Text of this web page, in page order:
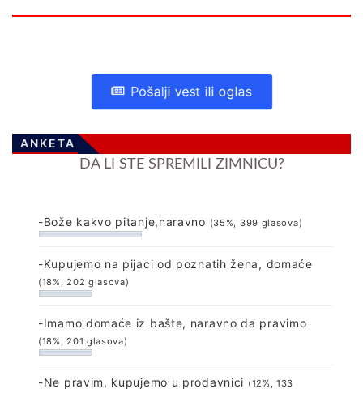
Pošalji vest ili oglas
ANKETA
DA LI STE SPREMILI ZIMNICU?
-Bože kakvo pitanje,naravno (35%, 399 glasova)
-Kupujemo na pijaci od poznatih žena, domaće
(18%, 202 glasova)
-Imamo domaće iz bašte, naravno da pravimo
(18%, 201 glasova)
-Ne pravim, kupujemo u prodavnici (12%, 133